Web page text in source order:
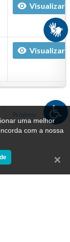
uma melhor
com a nossa
Fechar
Visualizar
Visualizar
Próximo